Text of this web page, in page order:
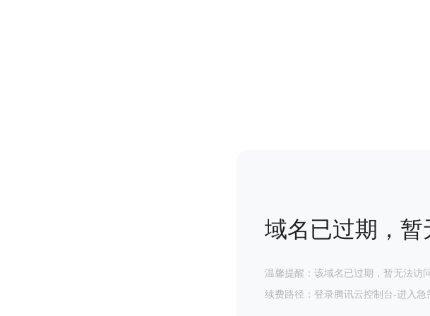
域名已过期，暂
温馨提醒：该域名已过期，暂无法访
续费路径：登录腾讯云控制台-进入